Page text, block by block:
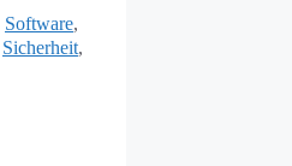
Software,
Sicherheit,